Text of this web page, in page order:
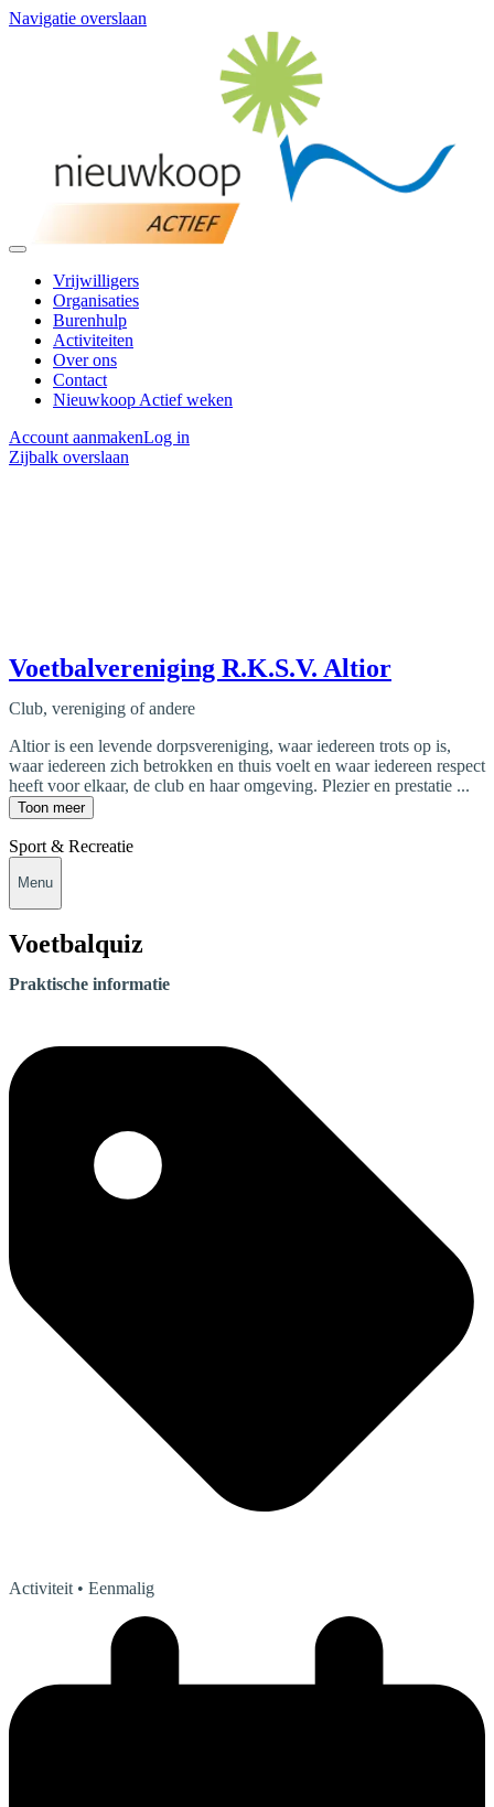
Navigatie overslaan
Vrijwilligers
Organisaties
Burenhulp
Activiteiten
Over ons
Contact
Nieuwkoop Actief weken
Account aanmakenLog in
Zijbalk overslaan
Voetbalvereniging R.K.S.V. Altior
Club, vereniging of andere
Altior is een levende dorpsvereniging, waar iedereen trots op is,
waar iedereen zich betrokken en thuis voelt en waar iedereen respect
heeft voor elkaar, de club en haar omgeving. Plezier en prestatie ...
Toon meer
Sport & Recreatie
Menu
Voetbalquiz
Praktische informatie
Activiteit • Eenmalig